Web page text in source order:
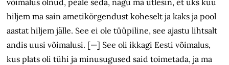
võimalus olnud, peale seda, nagu ma ütlesin, et üks kuu
hiljem ma sain ametikõrgendust koheselt ja kaks ja pool
aastat hiljem jälle. See ei ole tüüpiline, see ajastu lihtsalt
andis uusi võimalusi. [—] See oli ikkagi Eesti võimalus,
kus plats oli tühi ja minusugused said toimetada, ja ma